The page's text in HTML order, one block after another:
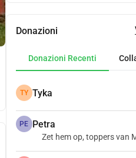
Donazioni
Donazioni Recenti
TY Tyka
PE Petra
Zet hem op, toppers van